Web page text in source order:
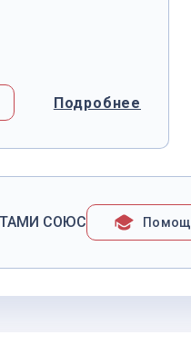
Подробнее
СОЮС